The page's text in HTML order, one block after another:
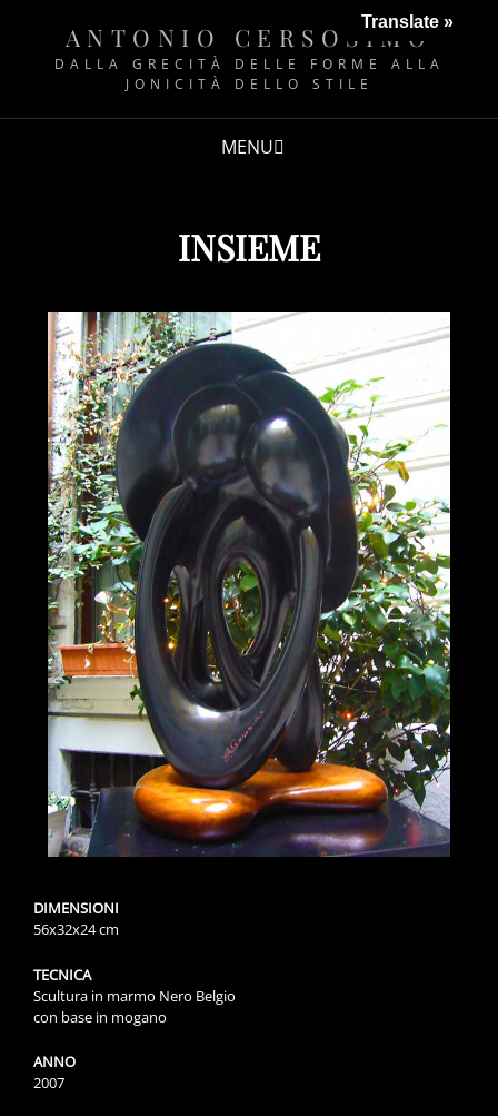
ANTONIO CERSOSIMO
DALLA GRECITÀ DELLE FORME ALLA
JONICITÀ DELLO STILE
MENU
INSIEME
DIMENSIONI
56x32x24 cm
TECNICA
Scultura in marmo Nero Belgio
con base in mogano
ANNO
2007
Translate »